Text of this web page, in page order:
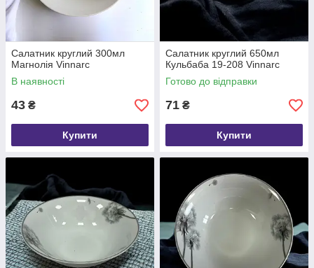
Салатник круглий 300мл
Магнолія Vinnarc
В наявності
43 ₴
Купити
Салатник круглий 650мл
Кульбаба 19-208 Vinnarc
Готово до відправки
71 ₴
Купити